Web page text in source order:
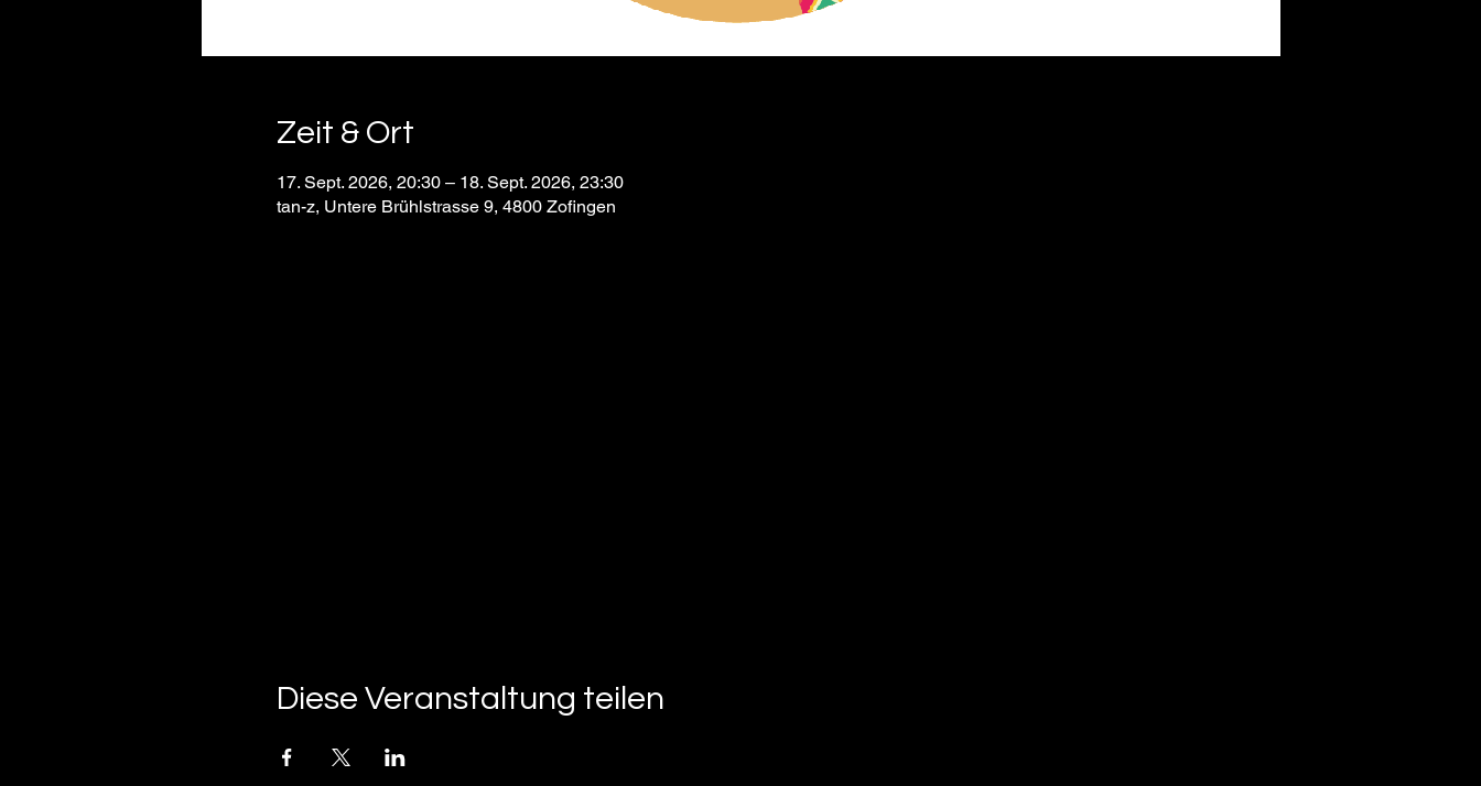
Zeit & Ort
17. Sept. 2026, 20:30 – 18. Sept. 2026, 23:30
tan-z, Untere Brühlstrasse 9, 4800 Zofingen
Diese Veranstaltung teilen